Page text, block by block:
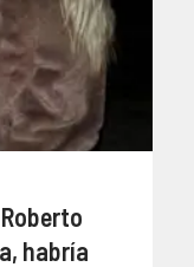
habría